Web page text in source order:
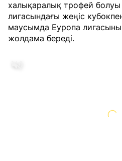
халықаралық трофей
лигасындағы жеңіс
маусымда Еуропа
жолдама береді.